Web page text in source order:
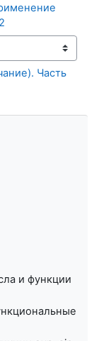
Часть
и функции